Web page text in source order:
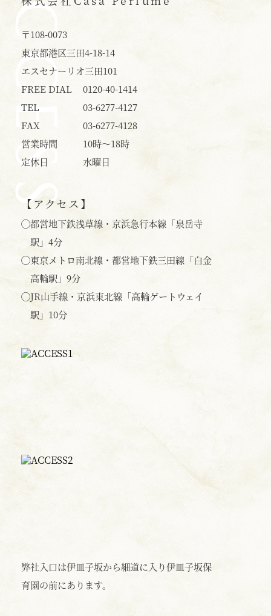
ACCESS
〒108-0073
東京都港区三田4-18-14
エスセナーリオ三田101
FREE DIAL
0120-40-1414
TEL
03-6277-4127
FAX
03-6277-4128
営業時間
10時〜18時
定休日
水曜日
【アクセス】
◯都営地下鉄浅草線・京浜急行本線「泉岳寺
駅」4分
◯東京メトロ南北線・都営地下鉄三田線「白金
高輪駅」9分
◯JR山手線・京浜東北線「高輪ゲートウェイ
駅」10分
弊社入口は伊皿子坂から細道に入り伊皿子坂保
育園の前にあります。